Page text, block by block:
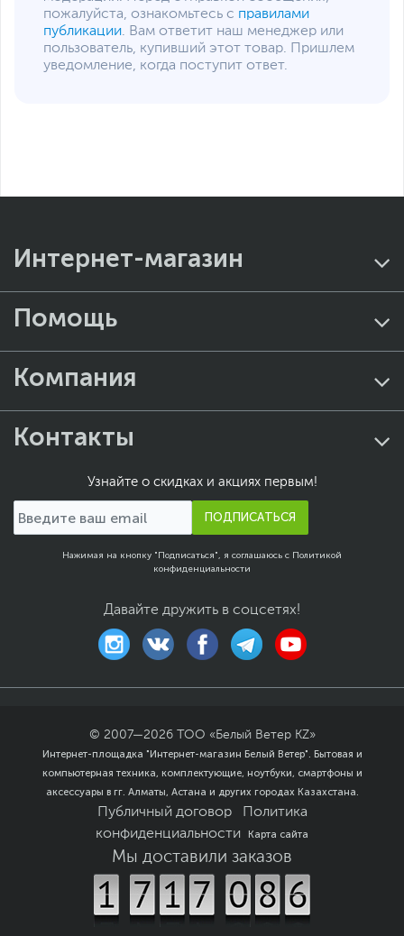
пожалуйста, ознакомьтесь с правилами
публикации. Вам ответит наш менеджер или
пользователь, купивший этот товар. Пришлем
уведомление, когда поступит ответ.
Интернет-магазин
Помощь
Компания
Контакты
Узнайте о скидках и акциях первым!
ПОДПИСАТЬСЯ
Нажимая на кнопку "Подписаться", я соглашаюсь с Политикой
конфиденциальности
Давайте дружить в соцсетях!
© 2007—2026
ТОО «Белый Ветер KZ»
Интернет-площадка "Интернет-магазин Белый Ветер". Бытовая и
компьютерная техника, комплектующие, ноутбуки, смартфоны и
аксессуары в гг. Алматы, Астана и других городах Казахстана.
Публичный договор
Политика
конфиденциальности
Карта сайта
Мы доставили заказов